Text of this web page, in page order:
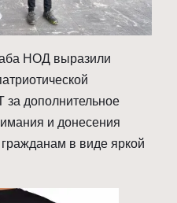
НОД выразили
дополнительное
и донесения
в виде яркой